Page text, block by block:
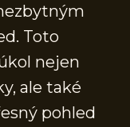
Toto
nejen
ale také
pohled